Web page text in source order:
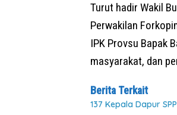
Turut hadir Wakil
Perwakilan
IPK Provsu Bapak
masyarakat, dan
Berita Terkait
137 Kepala Dapur